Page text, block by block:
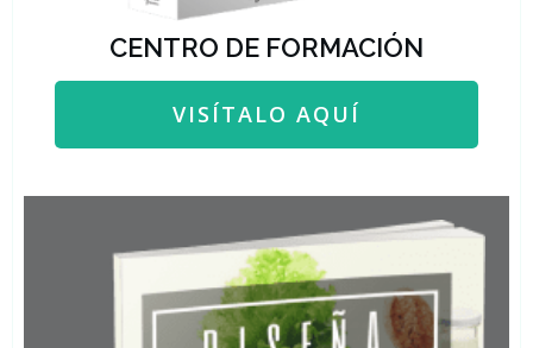
CENTRO DE FORMACIÓN
VISÍTALO AQUÍ